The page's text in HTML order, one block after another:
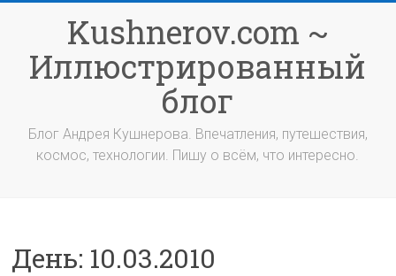
содержимомуKushnerov.com ~
Иллюстрированный
блог
Блог Андрея Кушнерова. Впечатления, путешествия,
космос, технологии. Пишу о всём, что интересно.
День: 10.03.2010